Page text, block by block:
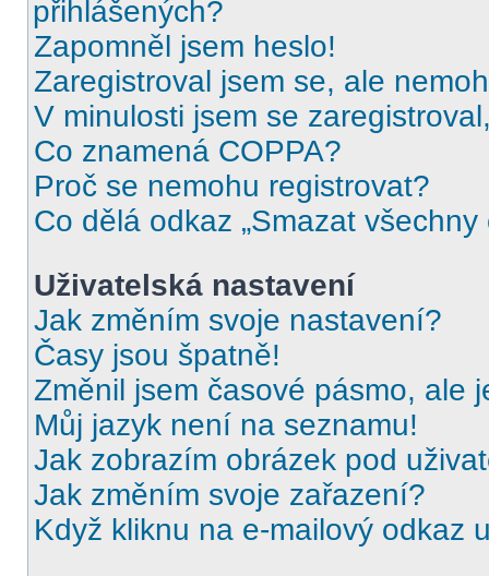
přihlášených?
Zapomněl jsem heslo!
Zaregistroval jsem se, ale
V minulosti jsem se
Co znamená COPPA?
Proč se nemohu registrovat?
Co dělá odkaz „Smazat všechny
Uživatelská nastavení
Jak změním svoje nastavení?
Časy jsou špatně!
Změnil jsem časové pásmo, ale
Můj jazyk není na seznamu!
Jak zobrazím obrázek pod
Jak změním svoje zařazení?
Když kliknu na e-mailový odkaz